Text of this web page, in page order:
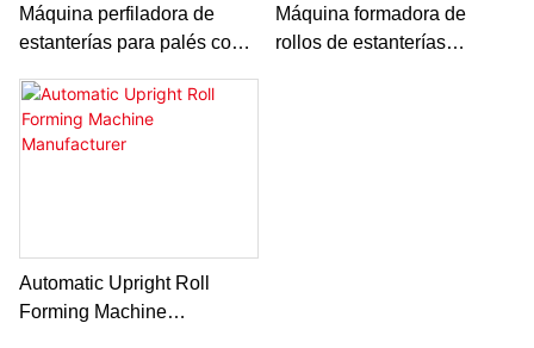
Máquina perfiladora de
estanterías para palés con
Máquina formadora de
rollos de estanterías
Automatic Upright Roll
Forming Machine